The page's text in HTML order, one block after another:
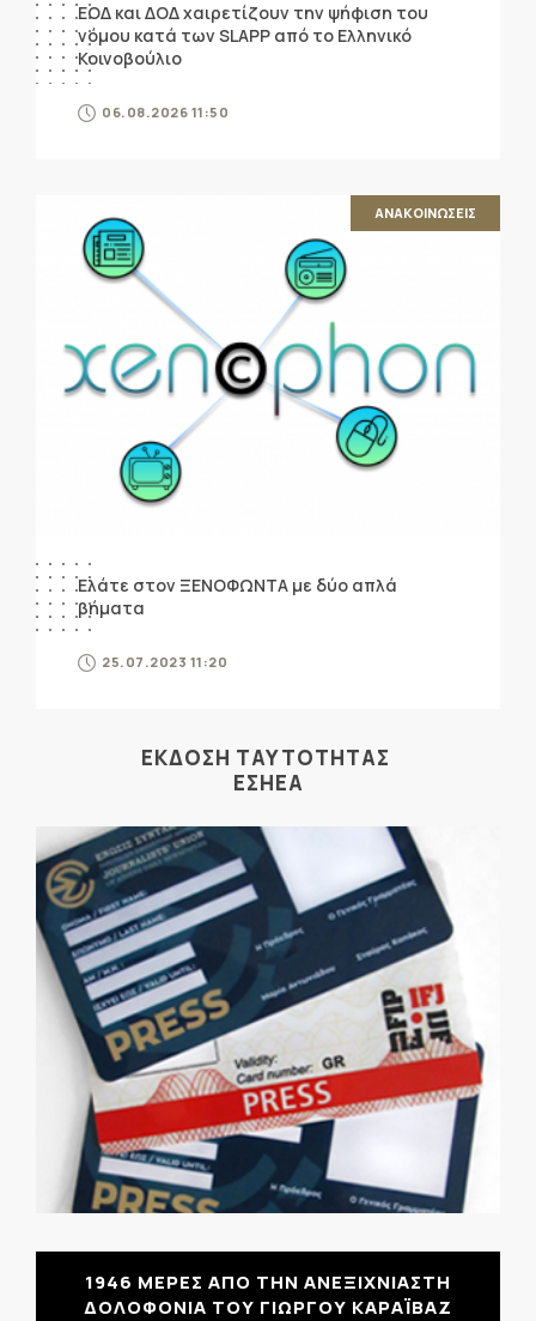
ΕΟΔ και ΔΟΔ χαιρετίζουν την ψήφιση του
νόμου κατά των SLAPP από το Ελληνικό
Κοινοβούλιο
06.08.2026 11:50
ΑΝΑΚΟΙΝΩΣΕΙΣ
Ελάτε στον ΞΕΝΟΦΩΝΤΑ με δύο απλά
βήματα
25.07.2023 11:20
ΕΚΔΟΣΗ ΤΑΥΤΟΤΗΤΑΣ
ΕΣΗΕΑ
1946 ΜΕΡΕΣ ΑΠΟ ΤΗΝ ΑΝΕΞΙΧΝΙΑΣΤΗ
ΔΟΛΟΦΟΝΙΑ ΤΟΥ ΓΙΩΡΓΟΥ ΚΑΡΑΪΒΑΖ